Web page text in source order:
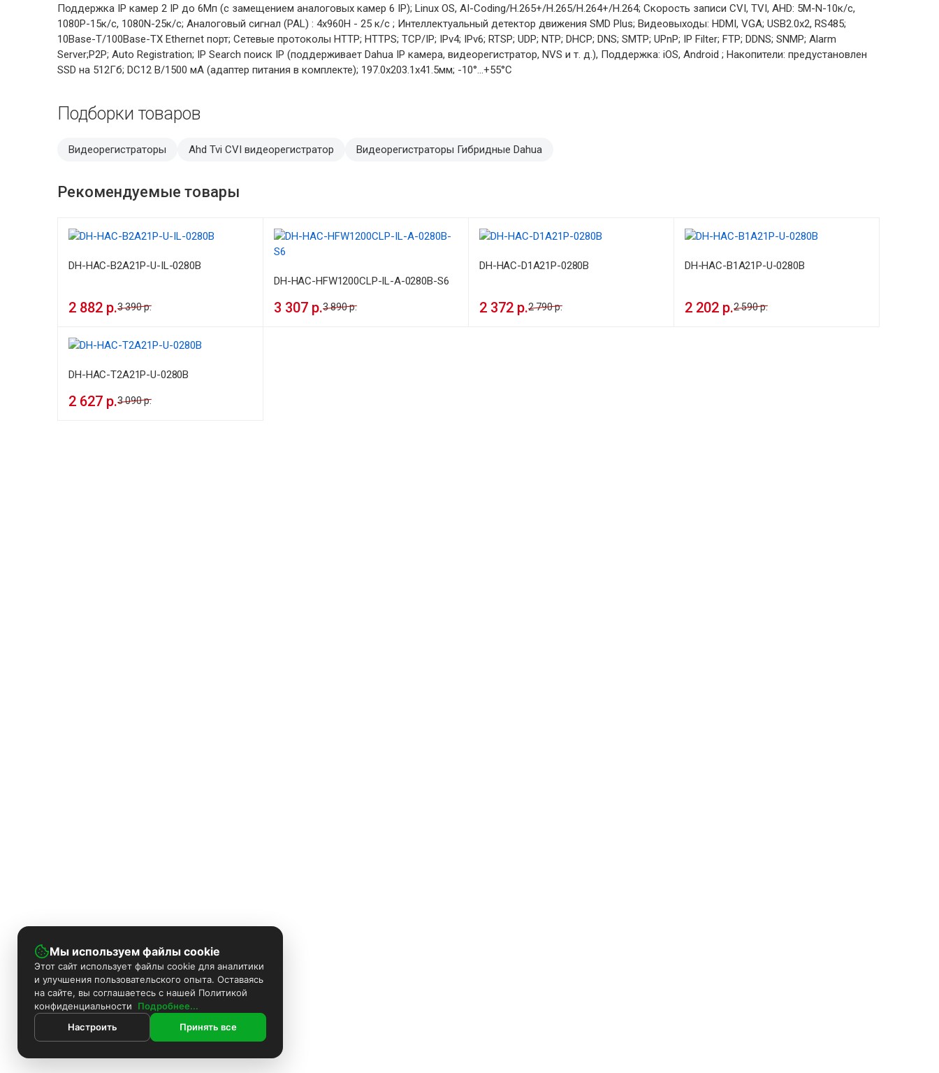
Поддержка IP камер 2 IP до 6Мп (с замещением аналоговых камер 6 IP); Linux OS, AI-Coding/H.265+/H.265/H.264+/H.264; Скорость записи CVI, TVI, AHD: 5M-N-10к/с,
1080P-15к/с, 1080N-25к/с; Аналоговый сигнал (PAL) : 4х960H - 25 к/с ; Интеллектуальный детектор движения SMD Plus; Видеовыходы: HDMI, VGA; USB2.0х2, RS485;
10Base-T/100Base-TX Ethernet порт; Сетевые протоколы HTTP; HTTPS; TCP/IP; IPv4; IPv6; RTSP; UDP; NTP; DHCP; DNS; SMTP; UPnP; IP Filter; FTP; DDNS; SNMP; Alarm
Server;P2P; Auto Registration; IP Search поиск IP (поддерживает Dahua IP камера, видеорегистратор, NVS и т. д.), Поддержка: iOS, Android ; Накопители: предустановлен
SSD на 512Гб; DC12 В/1500 мА (адаптер питания в комплекте); 197.0х203.1х41.5мм; -10°...+55°C
Подборки товаров
Видеорегистраторы Ahd Tvi CVI видеорегистратор Видеорегистраторы Гибридные Dahua
Рекомендуемые товары
DH-HAC-B2A21P-U-IL-0280B
2 882 р.3 390 р.
DH-HAC-HFW1200CLP-IL-A-0280B-S6
3 307 р.3 890 р.
DH-HAC-D1A21P-0280B
2 372 р.2 790 р.
DH-HAC-B1A21P-U-0280B
2 202 р.2 590 р.
DH-HAC-T2A21P-U-0280B
2 627 р.3 090 р.
Мы используем файлы cookie
Этот сайт использует файлы cookie для аналитики
и улучшения пользовательского опыта. Оставаясь
на сайте, вы соглашаетесь с нашей Политикой
конфиденциальности
Подробнее...
Настроить
Принять все